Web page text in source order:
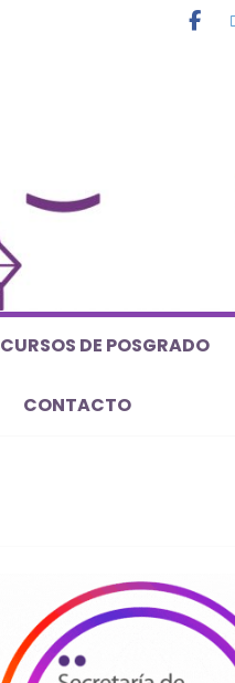
CURSOS DE POSGRADO
CONTACTO